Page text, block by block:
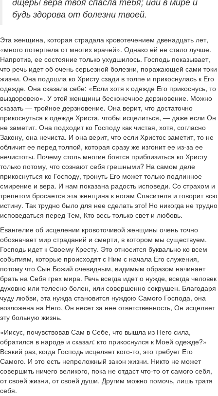
будь здорова от болезни твоей.
Эта женщина, которая страдала кровотечением двенадцать лет,
«много потерпела от многих врачей». Однако ей не стало лучше.
Напротив, ее состояние только ухудшилось. Господь показывает,
что речь идет об очень серьезной болезни, поражающей сами токи
жизни. Она подошла ко Христу сзади в толпе и прикоснулась к Его
одежде. Она сказала себе: «Если хотя к одежде Его прикоснусь, то
выздоровею». У этой женщины бесконечное дерзновение. Можно
сказать — тройное дерзновение. Она верит, что достаточно
прикоснуться к одежде Христа, чтобы исцелиться, — даже если Он
не заметит. Она подходит ко Господу как чистая, хотя, согласно
Закону, она нечиста. И она верит, что если Христос заметит, то не
обличит ее перед толпой, которая сразу же изгонит ее из-за ее
нечистоты. Почему столь многие боятся приблизиться ко Христу
только потому, что сознают себя грешными? На самом деле
прикоснуться ко Господу, тронуть Его может только подлинное
смирение и вера. И нам показана радость исповеди. Со страхом и
трепетом бросается эта женщина к ногам Спасителя и говорит всю
истину. Так трудно было для нее сделать это! Но никогда не трудно
исповедаться перед Тем, Кто весь только свет и любовь.
Евангелие об исцелении кровоточивой женщины очень точно
обозначает мир страданий и смерти, в котором мы существуем.
Господь идет к Своему Кресту. Это относится буквально ко всем
событиям, которые происходят с Ним с начала Его служения,
потому что Сын Божий очевидным, видимым образом начинает
брать на Себя грех мира. Речь всегда идет о нужде, всегда человек
духовно или телесно болен, или совершенно сокрушен. Благодаря
чуду любви, эта нужда становится нуждою Самого Господа, она
возложена на Него, Он несет за нее ответственность, Он исцеляет
эту больную жизнь.
«Иисус, почувствовав Сам в Себе, что вышла из Него сила,
обратился в народе и сказал: кто прикоснулся к Моей одежде?»
Всякий раз, когда Господь исцеляет кого-то, это требует Его
Самого. И это есть непреложный закон жизни. Никто не может
совершить ничего великого, пока не отдаст что-то от самого себя,
от своей жизни, от своей души. Другим можно помочь, лишь тратя
себя.